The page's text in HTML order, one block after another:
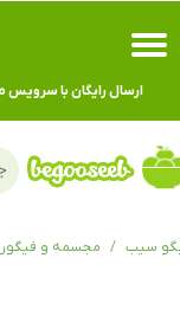
حساب کاربری من
تغییر گذر واژه
سفارشات
ارسال رایگان با سرویس
سیب مجسمه و فیگور